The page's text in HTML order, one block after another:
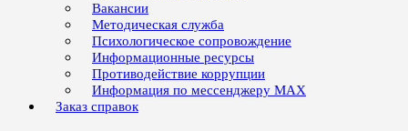
Вакансии
Методическая служба
Психологическое сопровождение
Информационные ресурсы
Противодействие коррупции
Информация по мессенджеру MAX
Заказ справок